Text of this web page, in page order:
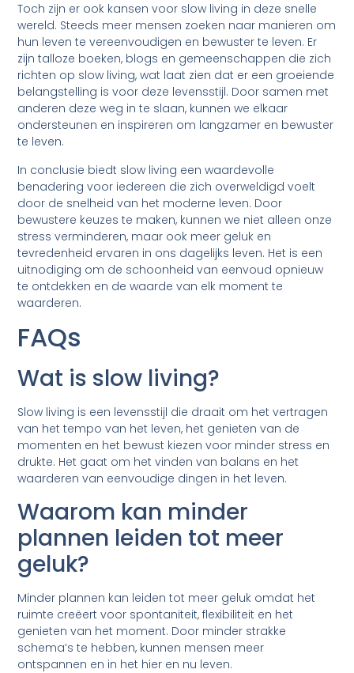
Toch zijn er ook kansen voor slow living in deze snelle
wereld. Steeds meer mensen zoeken naar manieren om
hun leven te vereenvoudigen en bewuster te leven. Er
zijn talloze boeken, blogs en gemeenschappen die zich
richten op slow living, wat laat zien dat er een groeiende
belangstelling is voor deze levensstijl. Door samen met
anderen deze weg in te slaan, kunnen we elkaar
ondersteunen en inspireren om langzamer en bewuster
te leven.
In conclusie biedt slow living een waardevolle
benadering voor iedereen die zich overweldigd voelt
door de snelheid van het moderne leven. Door
bewustere keuzes te maken, kunnen we niet alleen onze
stress verminderen, maar ook meer geluk en
tevredenheid ervaren in ons dagelijks leven. Het is een
uitnodiging om de schoonheid van eenvoud opnieuw
te ontdekken en de waarde van elk moment te
waarderen.
FAQs
Wat is slow living?
Slow living is een levensstijl die draait om het vertragen
van het tempo van het leven, het genieten van de
momenten en het bewust kiezen voor minder stress en
drukte. Het gaat om het vinden van balans en het
waarderen van eenvoudige dingen in het leven.
Waarom kan minder
plannen leiden tot meer
geluk?
Minder plannen kan leiden tot meer geluk omdat het
ruimte creëert voor spontaniteit, flexibiliteit en het
genieten van het moment. Door minder strakke
schema’s te hebben, kunnen mensen meer
ontspannen en in het hier en nu leven.